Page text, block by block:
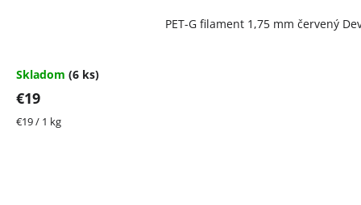
PET-G filament 1,75 mm červený
Skladom (6 ks)
€19
Jednotková
€19 / 1 kg